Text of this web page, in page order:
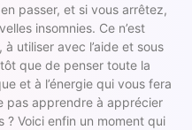
passer, et si vous arrêtez,
insomnies. Ce n’est
utiliser avec l’aide et sous
que de penser toute la
et à l’énergie qui vous fera
pas apprendre à apprécier
? Voici enfin un moment qui